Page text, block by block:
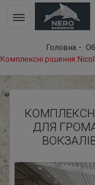
Головна
Комплексні рішення
ДЛЯ